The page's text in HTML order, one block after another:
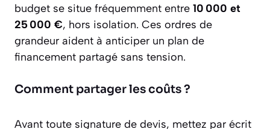
budget se situe fréquemment entre 10 000 et
25 000 €, hors isolation. Ces ordres de
grandeur aident à anticiper un plan de
financement partagé sans tension.
Comment partager les coûts ?
Avant toute signature de devis, mettez par écrit